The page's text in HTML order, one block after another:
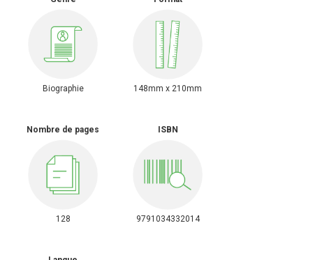
Biographie 148mm x 210mm
Nombre de pages
128
ISBN
9791034332014